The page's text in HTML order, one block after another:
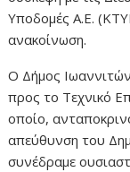
Υποδομές Α.Ε.
ανακοίνωση.
Ο Δήμος Ιωαννιτών
προς το Τεχνικό
οποίο,
απεύθυνση του
συνέδραμε